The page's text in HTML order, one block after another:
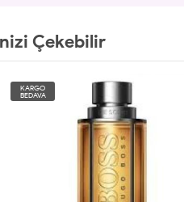
Çekebilir
KARGO
BEDAVA